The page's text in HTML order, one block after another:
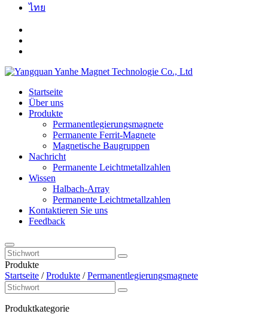
ไทย
Startseite
Über uns
Produkte
Permanentlegierungsmagnete
Permanente Ferrit-Magnete
Magnetische Baugruppen
Nachricht
Permanente Leichtmetallzahlen
Wissen
Halbach-Array
Permanente Leichtmetallzahlen
Kontaktieren Sie uns
Feedback
Produkte
Startseite /Produkte /Permanentlegierungsmagnete
Produktkategorie